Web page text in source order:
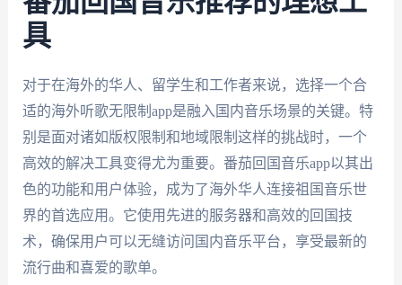
具
对于在海外的华人、留学生和工作者来说，选择一个合
适的海外听歌无限制app是融入国内音乐场景的关键。特
别是面对诸如版权限制和地域限制这样的挑战时，一个
高效的解决工具变得尤为重要。番茄回国音乐app以其出
色的功能和用户体验，成为了海外华人连接祖国音乐世
界的首选应用。它使用先进的服务器和高效的回国技
术，确保用户可以无缝访问国内音乐平台，享受最新的
流行曲和喜爱的歌单。